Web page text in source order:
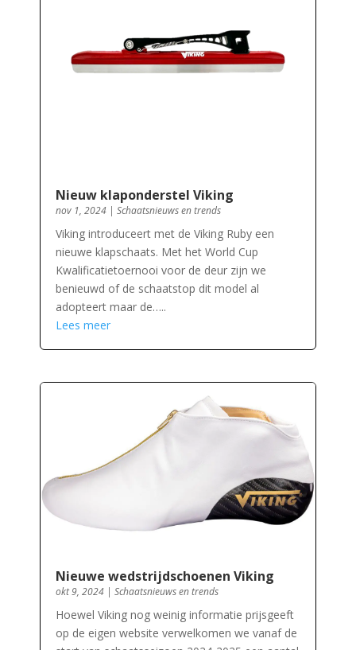
Nieuw klaponderstel Viking
nov 1, 2024| Schaatsnieuws en trends
Viking introduceert met de Viking Ruby een
nieuwe klapschaats. Met het World Cup
Kwalificatietoernooi voor de deur zijn we
benieuwd of de schaatstop dit model al
adopteert maar de…..
Lees meer
Nieuwe wedstrijdschoenen Viking
okt 9, 2024| Schaatsnieuws en trends
Hoewel Viking nog weinig informatie prijsgeeft
op de eigen website verwelkomen we vanaf de